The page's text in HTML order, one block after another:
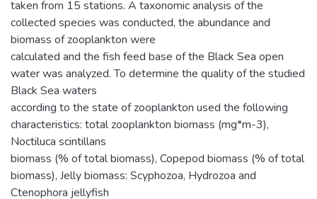
taken from 15 stations. A taxonomic analysis of the
collected species was conducted, the abundance and
biomass of zooplankton were
calculated and the fish feed base of the Black Sea open
water was analyzed. To determine the quality of the studied
Black Sea waters
according to the state of zooplankton used the following
characteristics: total zooplankton biomass (mg*m-3),
Noctiluca scintillans
biomass (% of total biomass), Copepod biomass (% of total
biomass), Jelly biomass: Scyphozoa, Hydrozoa and
Ctenophora jellyfish